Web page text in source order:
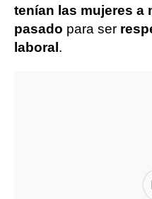
tenían las mujeres a
pasado para ser
laboral .